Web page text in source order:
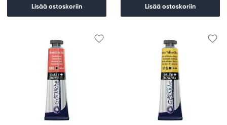
Lisää ostoskoriin Lisää ostoskoriin